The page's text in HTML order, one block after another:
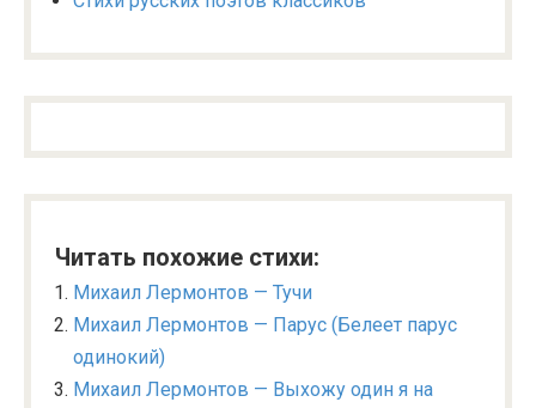
Читать похожие стихи:
Михаил Лермонтов — Тучи
Михаил Лермонтов — Парус (Белеет парус
одинокий)
Михаил Лермонтов — Выхожу один я на